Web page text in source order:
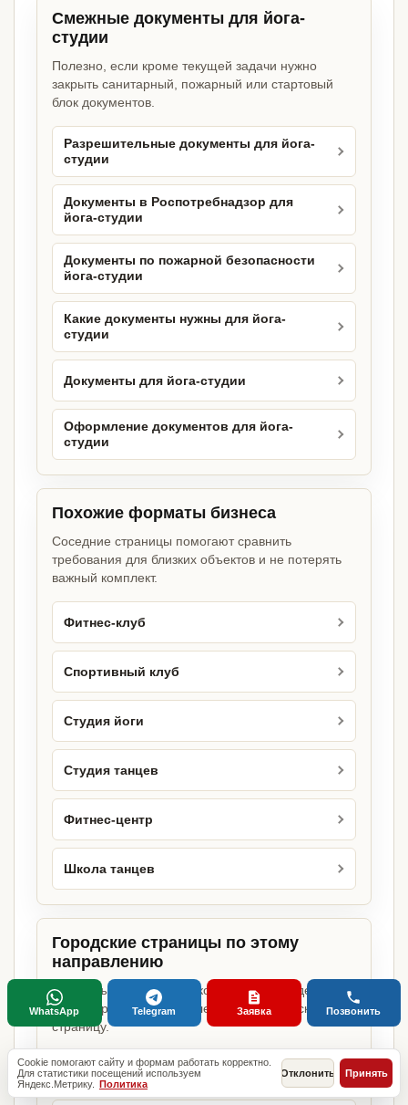
Смежные документы для йога-
студии
Полезно, если кроме текущей задачи нужно
закрыть санитарный, пожарный или стартовый
блок документов.
Разрешительные документы для йога-
студии
Документы в Роспотребнадзор для
йога-студии
Документы по пожарной безопасности
йога-студии
Какие документы нужны для йога-
студии
Документы для йога-студии
Оформление документов для йога-
студии
Похожие форматы бизнеса
Соседние страницы помогают сравнить
требования для близких объектов и не потерять
важный комплект.
Фитнес-клуб
Спортивный клуб
Студия йоги
Студия танцев
Фитнес-центр
Школа танцев
Городские страницы по этому
направлению
Если объект работает в конкретном городе,
можно сразу открыть релевантную городскую
страницу.
Йога-студия в Москве
Cookie помогают сайту и формам работать корректно.
Для статистики посещений используем
Яндекс.Метрику. Политика
Отклонить Принять
WhatsApp Telegram Заявка Позвонить